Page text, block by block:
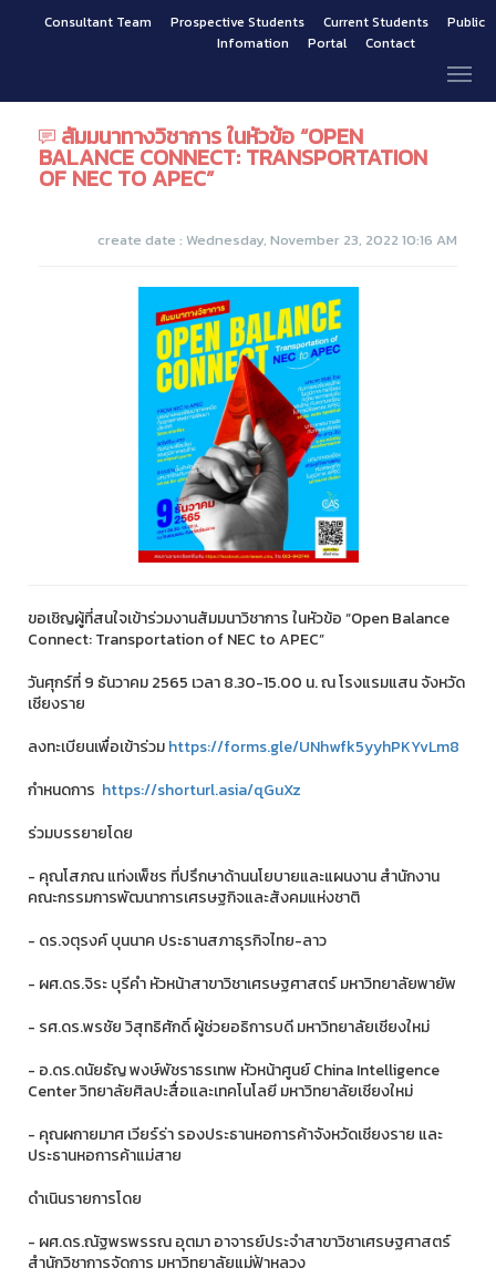
Consultant Team Prospective Students Current Students
Public
Infomation
Portal Contact
สัมมนาทางวิชาการ ในหัวข้อ “OPEN
BALANCE CONNECT: TRANSPORTATION
OF NEC TO APEC”
create date : Wednesday, November 23, 2022 10:16 AM
ขอเชิญผู้ที่สนใจเข้าร่วมงานสัมมนาวิชาการ ในหัวข้อ “Open Balance
Connect: Transportation of NEC to APEC”
วันศุกร์ที่ 9 ธันวาคม 2565 เวลา 8.30-15.00 น. ณ โรงแรมแสน จังหวัด
เชียงราย
ลงทะเบียนเพื่อเข้าร่วมhttps://forms.gle/UNhwfk5yyhPKYvLm8
กำหนดการ https://shorturl.asia/qGuXz
ร่วมบรรยายโดย
- คุณโสภณ แท่งเพ็ชร ที่ปรึกษาด้านนโยบายและแผนงาน สํานักงาน
คณะกรรมการพัฒนาการเศรษฐกิจและสังคมแห่งชาติ
- ดร.จตุรงค์ บุนนาค ประธานสภาธุรกิจไทย-ลาว
- ผศ.ดร.จิระ บุรีคํา หัวหน้าสาขาวิชาเศรษฐศาสตร์ มหาวิทยาลัยพายัพ
- รศ.ดร.พรชัย วิสุทธิศักดิ์ ผู้ช่วยอธิการบดี มหาวิทยาลัยเชียงใหม่
- อ.ดร.ดนัยธัญ พงษ์พัชราธรเทพ หัวหน้าศูนย์ China Intelligence
Center วิทยาลัยศิลปะสื่อและเทคโนโลยี มหาวิทยาลัยเชียงใหม่
- คุณผกายมาศ เวียร์ร่า รองประธานหอการค้าจังหวัดเชียงราย และ
ประธานหอการค้าแม่สาย
ดำเนินรายการโดย
- ผศ.ดร.ณัฐพรพรรณ อุตมา อาจารย์ประจําสาขาวิชาเศรษฐศาสตร์
สํานักวิชาการจัดการ มหาวิทยาลัยแม่ฟ้าหลวง